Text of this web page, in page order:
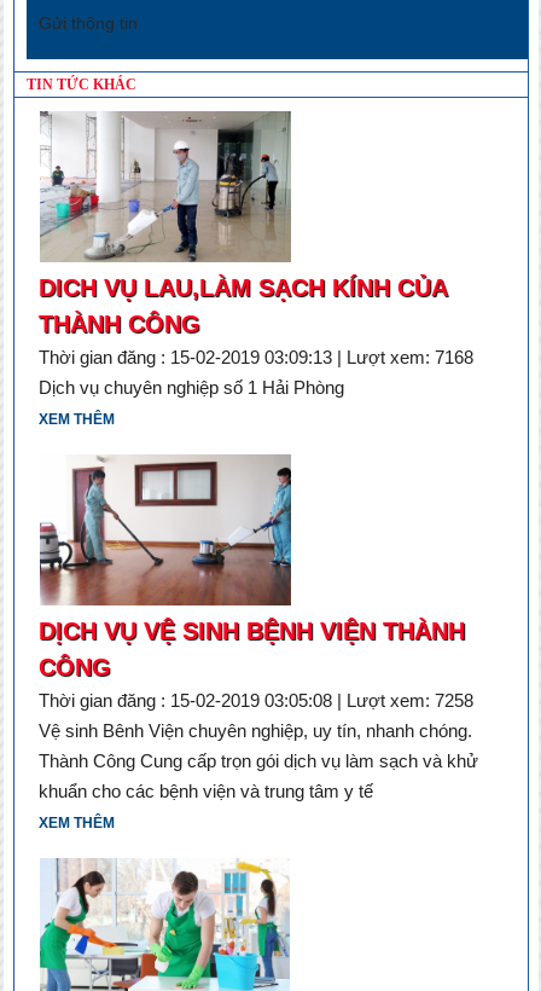
Gửi thông tin
TIN TỨC KHÁC
DICH VỤ LAU,LÀM SẠCH KÍNH CỦA
THÀNH CÔNG
Thời gian đăng : 15-02-2019 03:09:13 | Lượt xem: 7168
Dịch vụ chuyên nghiệp số 1 Hải Phòng
XEM THÊM
DỊCH VỤ VỆ SINH BỆNH VIỆN THÀNH
CÔNG
Thời gian đăng : 15-02-2019 03:05:08 | Lượt xem: 7258
Vệ sinh Bênh Viện chuyên nghiệp, uy tín, nhanh chóng.
Thành Công Cung cấp trọn gói dịch vụ làm sạch và khử
khuẩn cho các bệnh viện và trung tâm y tế
XEM THÊM